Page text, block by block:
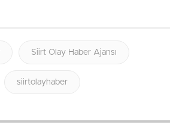
Siirt Olay Haber Ajansı
siirtolayhaber